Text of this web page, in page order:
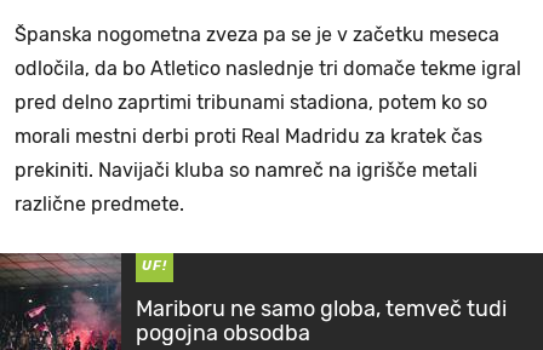
Španska nogometna zveza pa se je v začetku meseca
odločila, da bo Atletico naslednje tri domače tekme igral
pred delno zaprtimi tribunami stadiona, potem ko so
morali mestni derbi proti Real Madridu za kratek čas
prekiniti. Navijači kluba so namreč na igrišče metali
različne predmete.
UF!
Mariboru ne samo globa, temveč tudi
pogojna obsodba